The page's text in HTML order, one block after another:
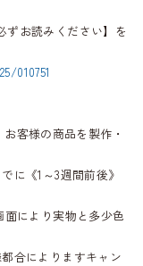
お読みください】を
010751
客様の商品を製作・
に《1～3週間前後》
により実物と多少色
合によりますキャン